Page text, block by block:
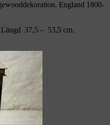
England 1800-
37,5 – 53,5 cm.